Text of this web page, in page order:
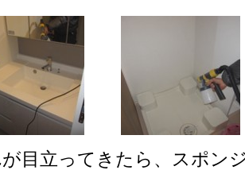
目立ってきたら、スポ